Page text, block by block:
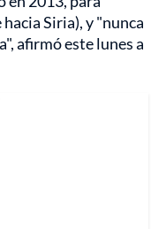
Siria), y "nunca
afirmó este lunes a